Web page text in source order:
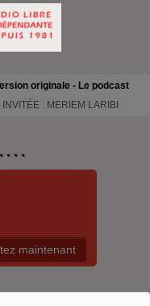
originale - Le podcast
: MERIEM LARIBI
. . .
maintenant